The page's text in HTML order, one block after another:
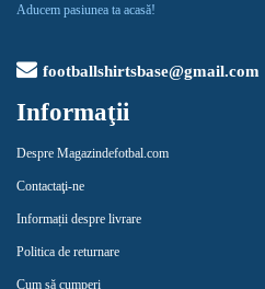
Aducem pasiunea ta acasă!
footballshirtsbase@gmail.com
Informaţii
Despre Magazindefotbal.com
Contactaţi-ne
Informații despre livrare
Politica de returnare
Cum să cumperi